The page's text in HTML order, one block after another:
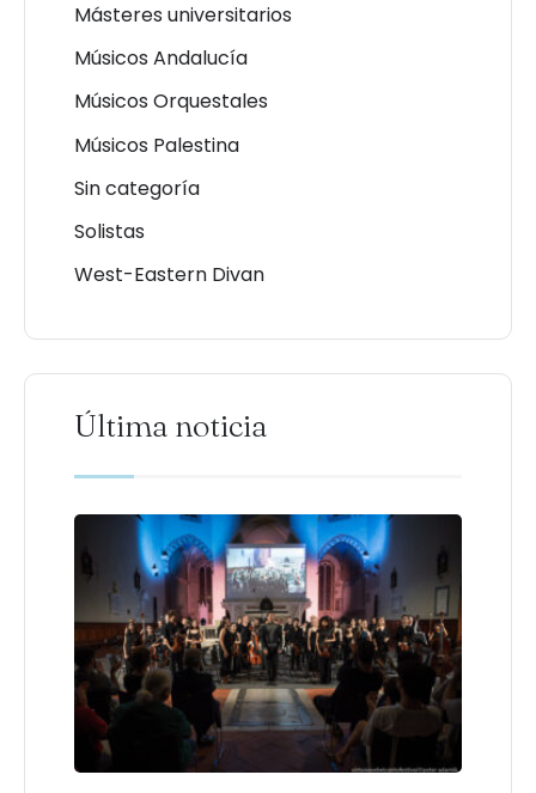
Másteres universitarios
Músicos Andalucía
Músicos Orquestales
Músicos Palestina
Sin categoría
Solistas
West-Eastern Divan
Última noticia